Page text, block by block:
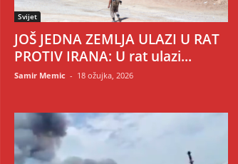
Svijet
JOŠ JEDNA ZEMLJA ULAZI U RAT
PROTIV IRANA: U rat ulazi...
Samir Memic - 18 ožujka, 2026